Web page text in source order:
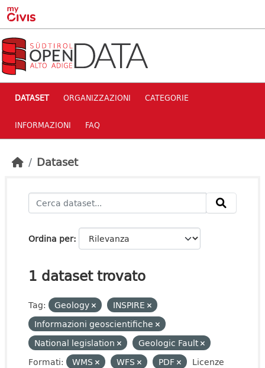
Skip to main content
DATASET ORGANIZZAZIONI CATEGORIE
INFORMAZIONI FAQ
Dataset
Ordina per
1 dataset trovato
Tag: Geology
INSPIRE
Informazioni geoscientifiche
National legislation
Geologic Fault
Formati:
WMS WFS PDF
Licenze